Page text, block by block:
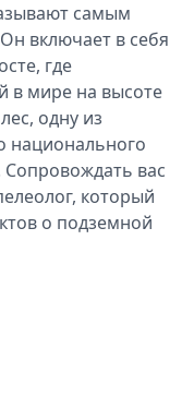
самым
включает в себя
где
в мире на высоте
одну из
национального
вас
который
о подземной